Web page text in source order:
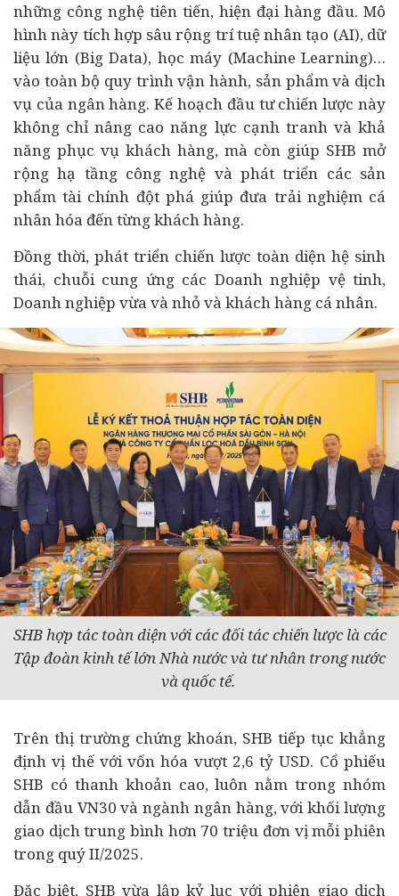
những công nghệ tiên tiến, hiện đại hàng đầu. Mô
hình này tích hợp sâu rộng trí tuệ nhân tạo (AI), dữ
liệu lớn (Big Data), học máy (Machine Learning)…
vào toàn bộ quy trình vận hành, sản phẩm và dịch
vụ của ngân hàng. Kế hoạch đầu tưchiến lược này
không chỉ nâng cao năng lực cạnh tranh và khả
năng phục vụ khách hàng, mà còn giúp SHB mở
rộng hạ tầng công nghệ và phát triển các sản
phẩm tài chính đột phá giúp đưa trải nghiệm cá
nhân hóa đến từng khách hàng.
Đồng thời, phát triển chiến lược toàn diện hệ sinh
thái, chuỗi cung ứng các Doanh nghiệp vệ tinh,
Doanh nghiệp vừa và nhỏ và khách hàng cá nhân.
SHB hợp tác toàn diện với các đối tác chiến lược là các
Tập đoàn kinh tế lớn Nhà nước và tư nhân trong nước
và quốc tế.
Trên thị trường chứng khoán, SHB tiếp tục khẳng
định vị thế với vốn hóa vượt 2,6 tỷ USD. Cổ phiếu
SHB có thanh khoản cao, luôn nằm trong nhóm
dẫn đầu VN30 và ngành ngân hàng, với khối lượng
giao dịch trung bình hơn 70 triệu đơn vị mỗi phiên
trong quý II/2025.
Đặc biệt, SHB vừa lập kỷ lục với phiên giao dịch